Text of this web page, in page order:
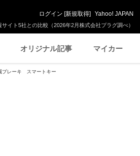
イト5社との比較（2026年2月株式会社プラグ調べ）
ログイン [新規取得] Yahoo! JAPAN
オリジナル記事 マイカー
ブレーキ スマートキー